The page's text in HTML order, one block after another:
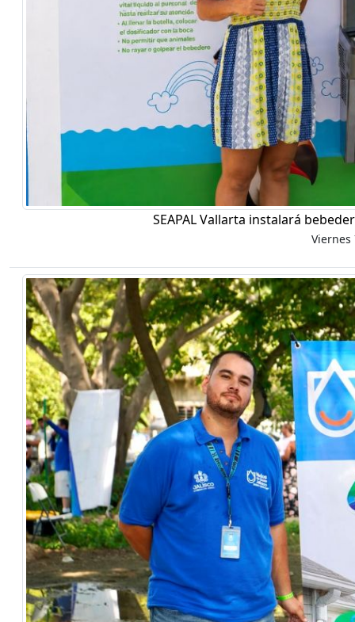
SEAPAL Vallarta instalará
Viernes